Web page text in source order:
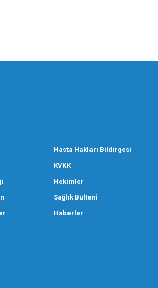
Hasta Hakları Bildirgesi
KVKK
Hekimler
Sağlık Bülteni
Haberler